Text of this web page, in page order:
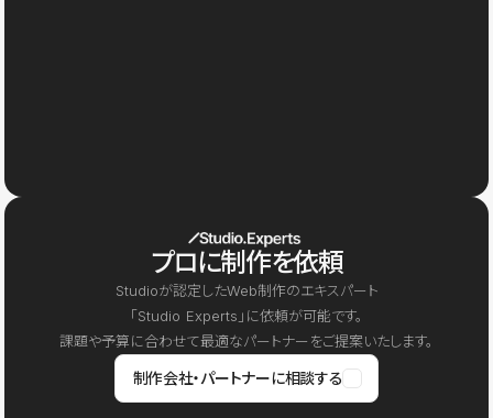
プロに制作を依頼
Studioが認定したWeb制作のエキスパート
「Studio Experts」に依頼が可能です。
課題や予算に合わせて最適なパートナーをご提案いたします。
制作会社・パートナーに相談する